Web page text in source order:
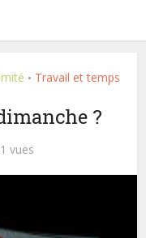
• Travail et temps
?
vues